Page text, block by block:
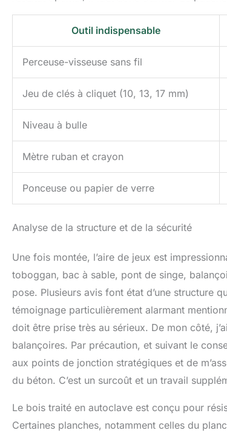
Outil indispensable
Perceuse-visseuse sans fil
Jeu de clés à cliquet (10, 13, 17 mm)
Niveau à bulle
Mètre ruban et crayon
Ponceuse ou papier de verre
Analyse de la structure et de la sécurité
Une fois montée, l’aire de jeux est
toboggan, bac à sable, pont de singe,
pose. Plusieurs avis font état d’une structure
témoignage particulièrement alarmant
doit être prise très au sérieux. De mon côté,
balançoires. Par précaution, et suivant le
aux points de jonction stratégiques et de
du béton. C’est un surcoût et un travail
Le bois traité en autoclave est conçu pour
Certaines planches, notamment celles du